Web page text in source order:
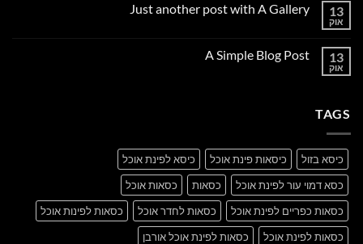
Welcome
13
אוק
Just another post with A Gallery
Just
13
אוק
A Simple Blog Post
TAGS
כיסא בזול כיסאות פינת אוכל
כיסא לפינת אוכל
כסא דמוי עור לפינת אוכל
כסאות
כסאות אוכל
כסאות כפריים לפינת אוכל
כסאות לחדר אוכל
כסאות לפינות אוכל
כסאות לפינת אוכל
כסאות לפינת אוכל אורבן